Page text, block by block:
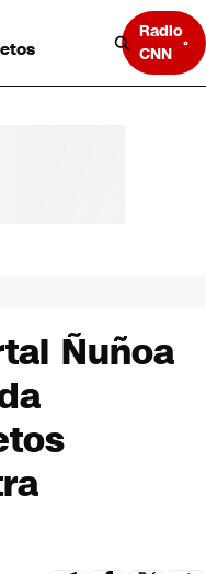
Radio
CNN
Ñuñoa